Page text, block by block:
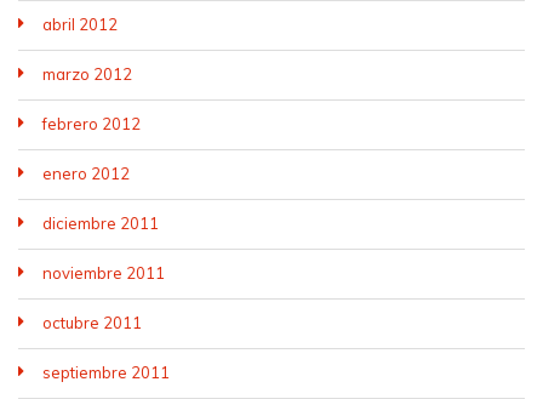
abril 2012
marzo 2012
febrero 2012
enero 2012
diciembre 2011
noviembre 2011
octubre 2011
septiembre 2011